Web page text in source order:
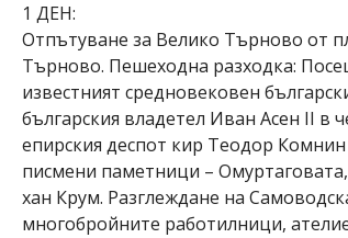
1 ДЕН:
Отпътуване за Велико Търново от
Търново. Пешеходна разходка:
известният средновековен
българския владетел Иван Асен II в
епирския деспот кир Теодор
писмени паметници –
хан Крум. Разглеждане на
многобройните работилници,